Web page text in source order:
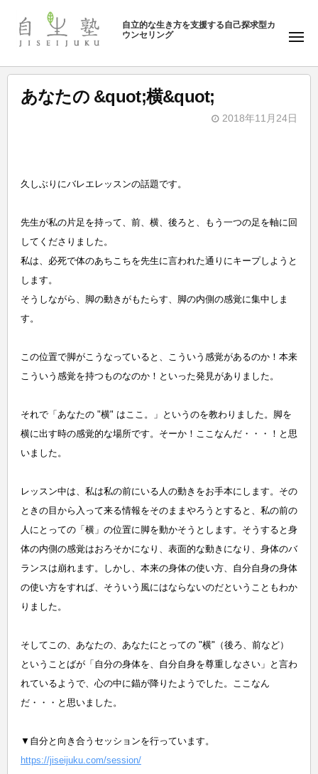
ン
自
塾
自立的な生き方を支援する自己探求型カ
ウンセリング
メ
ュ
ー
あなたの &quot;横&quot;
2018年11月24日
生
久しぶりにバレエレッスンの話題です。
先生が私の片足を持って、前、横、後ろと、もう一つの足を軸に回
してくださりました。
私は、必死で体のあちこちを先生に言われた通りにキープしようと
します。
そうしながら、脚の動きがもたらす、脚の内側の感覚に集中しま
す。
この位置で脚がこうなっていると、こういう感覚があるのか！本来
こういう感覚を持つものなのか！といった発見がありました。
それで「あなたの "横" はここ。」というのを教わりました。脚を
横に出す時の感覚的な場所です。そーか！ここなんだ・・・！と思
いました。
レッスン中は、私は私の前にいる人の動きをお手本にします。その
ときの目から入って来る情報をそのままやろうとすると、私の前の
人にとっての「横」の位置に脚を動かそうとします。そうすると身
体の内側の感覚はおろそかになり、表面的な動きになり、身体のバ
ランスは崩れます。しかし、本来の身体の使い方、自分自身の身体
の使い方をすれば、そういう風にはならないのだということもわか
りました。
そしてこの、あなたの、あなたにとっての "横"（後ろ、前など）
ということばが「自分の身体を、自分自身を尊重しなさい」と言わ
れているようで、心の中に錨が降りたようでした。ここなん
だ・・・と思いました。
▼自分と向き合うセッションを行っています。
https://jiseijuku.com/session/